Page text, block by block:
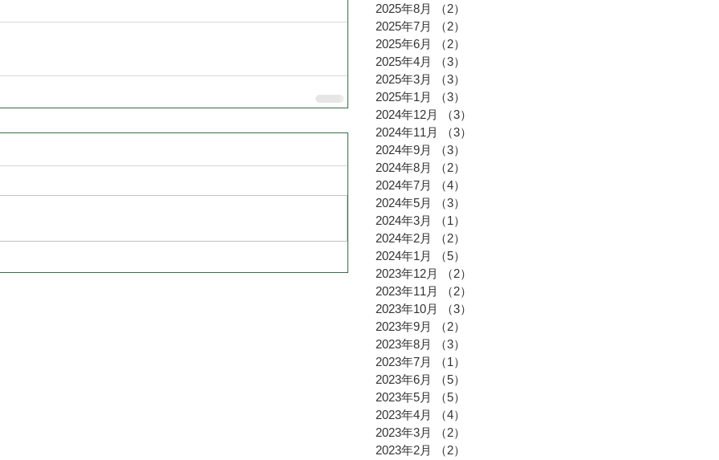
2025年8月
（2）
2025年7月
（2）
2025年6月
（2）
2025年4月
（3）
2025年3月
（3）
2025年1月
（3）
2024年12月
（3）
2024年11月
（3）
2024年9月
（3）
2024年8月
（2）
2024年7月
（4）
2024年5月
（3）
2024年3月
（1）
2024年2月
（2）
2024年1月
（5）
2023年12月
（2）
2023年11月
（2）
2023年10月
（3）
2023年9月
（2）
2023年8月
（3）
2023年7月
（1）
2023年6月
（5）
2023年5月
（5）
2023年4月
（4）
2023年3月
（2）
2023年2月
（2）